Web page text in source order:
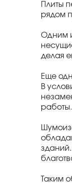
Плиты
рядом
Одним
делая
Еще
В
работы.
Таким